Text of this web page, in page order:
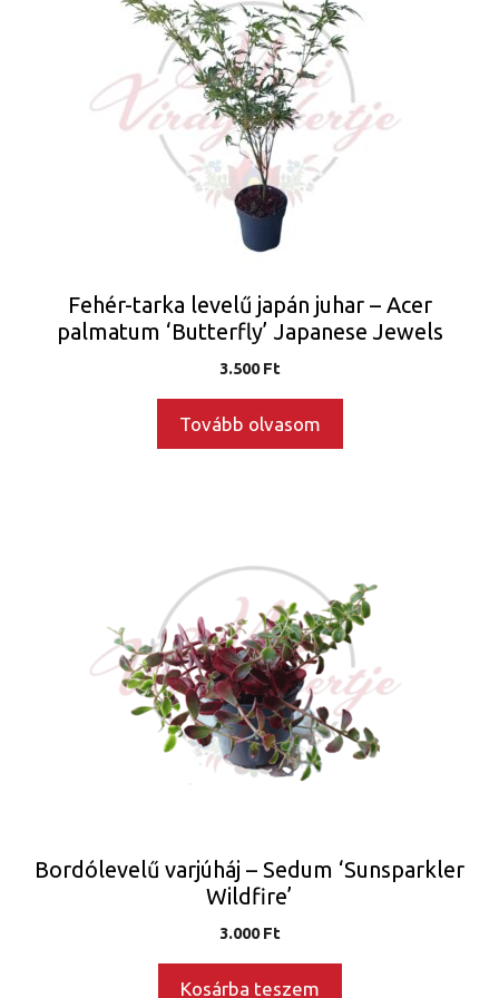
Fehér-tarka levelű japán juhar – Acer
palmatum ‘Butterfly’ Japanese Jewels
3.500Ft
Tovább olvasom
Bordólevelű varjúháj – Sedum ‘Sunsparkler
Wildfire’
3.000Ft
Kosárba teszem